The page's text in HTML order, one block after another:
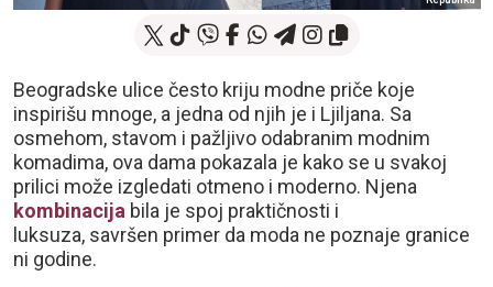
Beogradske ulice često kriju modne priče koje
inspirišu mnoge, a jedna od njih je i Ljiljana. Sa
osmehom, stavom i pažljivo odabranim modnim
komadima, ova dama pokazala je kako se u svakoj
prilici može izgledati otmeno i moderno. Njena
kombinacijabila je spoj praktičnosti i
luksuza, savršen primer da moda ne poznaje granice
ni godine.